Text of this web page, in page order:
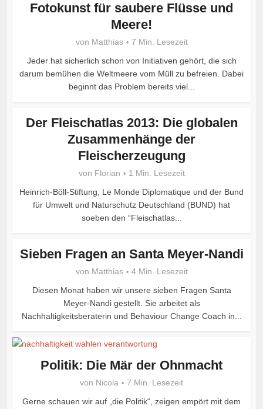
Fotokunst für saubere Flüsse und
Meere!
von Matthias
7 Min. Lesezeit
Jeder hat sicherlich schon von Initiativen gehört, die sich
darum bemühen die Weltmeere vom Müll zu befreien. Dabei
beginnt das Problem bereits viel...
Der Fleischatlas 2013: Die globalen
Zusammenhänge der
Fleischerzeugung
von Florian
1 Min. Lesezeit
Heinrich-Böll-Stiftung, Le Monde Diplomatique und der Bund
für Umwelt und Naturschutz Deutschland (BUND) hat
soeben den “Fleischatlas...
Sieben Fragen an Santa Meyer-Nandi
von Matthias
4 Min. Lesezeit
Diesen Monat haben wir unsere sieben Fragen Santa
Meyer-Nandi gestellt. Sie arbeitet als
Nachhaltigkeitsberaterin und Behaviour Change Coach in...
Politik: Die Mär der Ohnmacht
von Nicola
7 Min. Lesezeit
Gerne schauen wir auf „die Politik“, zeigen empört mit dem